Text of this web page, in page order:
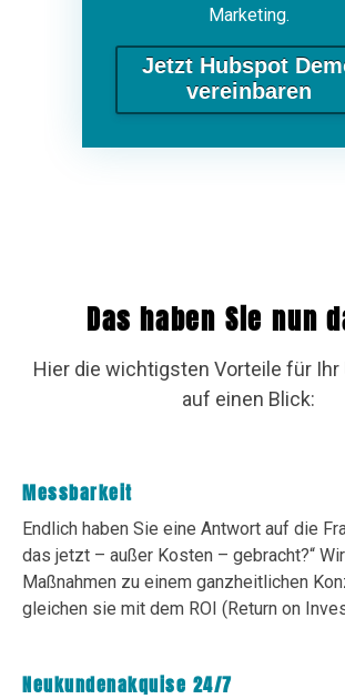
Marketing.
Jetzt Hubspot
vereinbaren
Das haben Sie nun
Hier die wichtigsten Vorteile für Ihr
auf einen Blick:
Messbarkeit
Endlich haben Sie eine Antwort auf die
das jetzt – außer Kosten – gebracht?“
Maßnahmen zu einem ganzheitlichen
gleichen sie mit dem ROI (Return on
Neukundenakquise 24/7